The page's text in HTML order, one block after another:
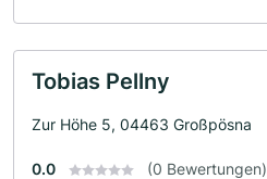
Tobias Pellny
Zur Höhe 5, 04463 Großpösna
0.0 (0 Bewertungen)